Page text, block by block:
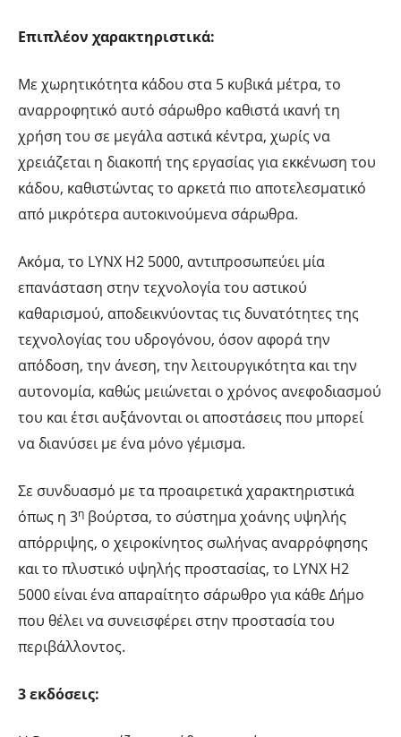
Επιπλέον χαρακτηριστικά:
Με χωρητικότητα κάδου στα 5 κυβικά μέτρα, το
αναρροφητικό αυτό σάρωθρο καθιστά ικανή τη
χρήση του σε μεγάλα αστικά κέντρα, χωρίς να
χρειάζεται η διακοπή της εργασίας για εκκένωση του
κάδου, καθιστώντας το αρκετά πιο αποτελεσματικό
από μικρότερα αυτοκινούμενα σάρωθρα.
Ακόμα, τo LYNX H2 5000, αντιπροσωπεύει μία
επανάσταση στην τεχνολογία του αστικού
καθαρισμού, αποδεικνύοντας τις δυνατότητες της
τεχνολογίας του υδρογόνου, όσον αφορά την
απόδοση, την άνεση, την λειτουργικότητα και την
αυτονομία, καθώς μειώνεται ο χρόνος ανεφοδιασμού
του και έτσι αυξάνονται οι αποστάσεις που μπορεί
να διανύσει με ένα μόνο γέμισμα.
Σε συνδυασμό με τα προαιρετικά χαρακτηριστικά
όπως η 3η βούρτσα, το σύστημα χοάνης υψηλής
απόρριψης, ο χειροκίνητος σωλήνας αναρρόφησης
και το πλυστικό υψηλής προστασίας, το LYNX H2
5000 είναι ένα απαραίτητο σάρωθρο για κάθε Δήμο
που θέλει να συνεισφέρει στην προστασία του
περιβάλλοντος.
3 εκδόσεις: